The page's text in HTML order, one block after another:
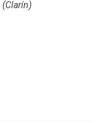
(Clarín)